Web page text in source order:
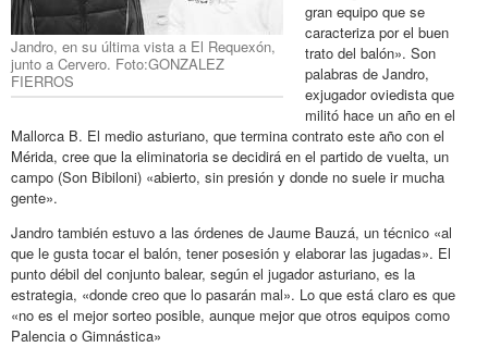
Jandro, en su última vista a El Requexón,
junto a Cervero. Foto:GONZALEZ
FIERROS
gran equipo que se
caracteriza por el buen
trato del balón». Son
palabras de Jandro,
exjugador oviedista que
militó hace un año en el
Mallorca B. El medio asturiano, que termina contrato este año con el
Mérida, cree que la eliminatoria se decidirá en el partido de vuelta, un
campo (Son Bibiloni) «abierto, sin presión y donde no suele ir mucha
gente».
Jandro también estuvo a las órdenes de Jaume Bauzá, un técnico «al
que le gusta tocar el balón, tener posesión y elaborar las jugadas». El
punto débil del conjunto balear, según el jugador asturiano, es la
estrategia, «donde creo que lo pasarán mal». Lo que está claro es que
«no es el mejor sorteo posible, aunque mejor que otros equipos como
Palencia o Gimnástica»